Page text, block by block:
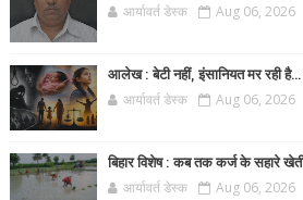
आर्यावर्त डेस्क Aug 06, 2026
आलेख : बेटी नहीं, इंसानियत मर रही है…
आर्यावर्त डेस्क Aug 06, 2026
बिहार विशेष : कब तक कर्ज के सहारे
आर्यावर्त डेस्क Aug 06, 2026